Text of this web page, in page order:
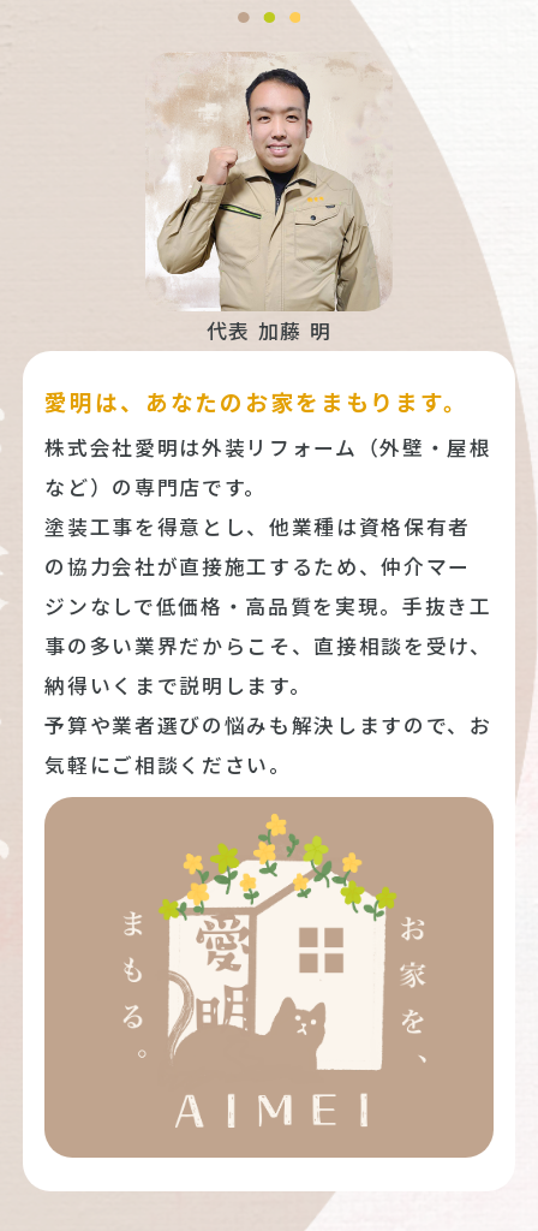
代表 加藤 明
愛明は、あなたのお家をまもります。
株式会社愛明は外装リフォーム（外壁・屋根
など）の専門店です。
塗装工事を得意とし、他業種は資格保有者
の協力会社が直接施工するため、仲介マー
ジンなしで低価格・高品質を実現。手抜き工
事の多い業界だからこそ、直接相談を受け、
納得いくまで説明します。
予算や業者選びの悩みも解決しますので、お
気軽にご相談ください。